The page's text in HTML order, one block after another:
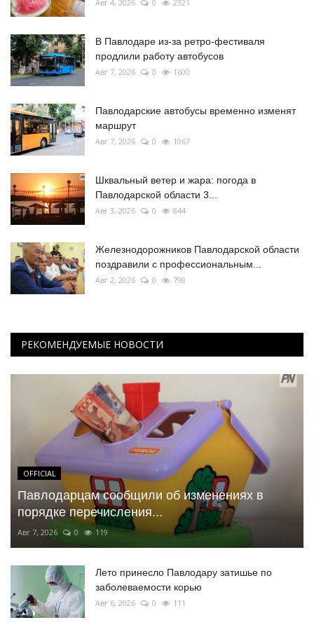
Авг 4, 2026 0 2321
В Павлодаре из-за ретро-фестиваля
продлили работу автобусов
Авг 7, 2026 0 1600
Павлодарские автобусы временно изменят
маршрут
Авг 7, 2026 0 1067
Шквальный ветер и жара: погода в
Павлодарской области 3...
Авг 3, 2026 0 844
Железнодорожников Павлодарской области
поздравили с профессиональным...
Авг 2, 2026 0 798
РЕКОМЕНДУЕМЫЕ НОВОСТИ
OFFICIAL
Павлодарцам сообщили об изменениях в
порядке перечисления...
Авг 7, 2026 0 119
Лето принесло Павлодару затишье по
заболеваемости корью
Авг 6, 2026 0 111